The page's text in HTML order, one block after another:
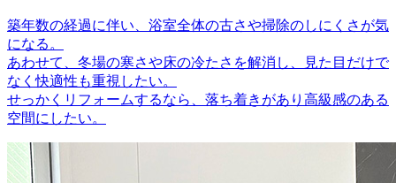
築年数の経過に伴い、浴室全体の古さや掃除のしにくさが気
になる。
あわせて、冬場の寒さや床の冷たさを解消し、見た目だけで
なく快適性も重視したい。
せっかくリフォームするなら、落ち着きがあり高級感のある
空間にしたい。